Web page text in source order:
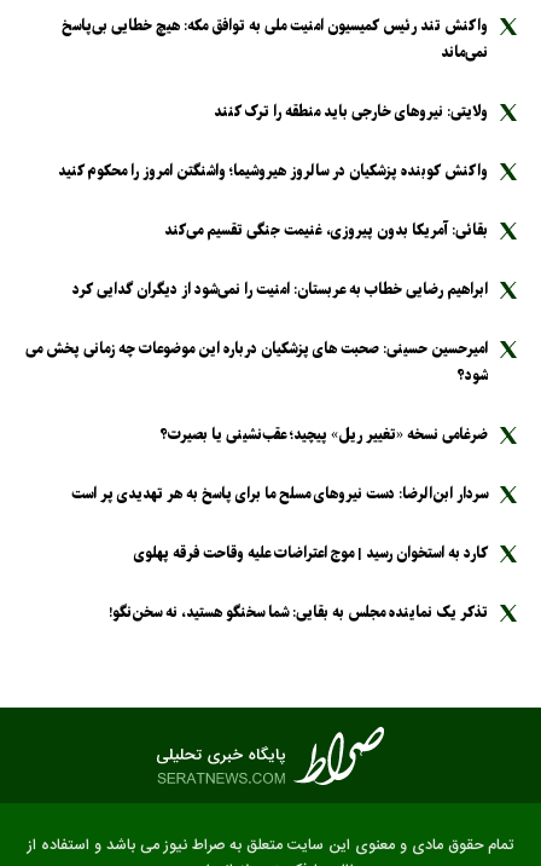
واکنش تند رئیس کمیسیون امنیت ملی به توافق مکه: هیچ خطایی بی‌پاسخ
نمی‌ماند
ولایتی: نیرو‌های خارجی باید منطقه را ترک کنند
واکنش کوبنده پزشکیان در سالروز هیروشیما؛ واشنگتن امروز را محکوم کنید
بقائی: آمریکا بدون پیروزی، غنیمت جنگی تقسیم می‌کند
ابراهیم رضایی خطاب به عربستان: امنیت را نمی‌شود از دیگران گدایی کرد
امیرحسین حسینی: صحبت های پزشکیان درباره این موضوعات چه زمانی پخش می
شود؟
ضرغامی نسخه «تغییر ریل» پیچید؛ عقب‌نشینی یا بصیرت؟
سردار ابن‌الرضا: دست نیرو‌های مسلح ما برای پاسخ به هر تهدیدی پر است
کارد به استخوان رسید | موج اعتراضات علیه وقاحت فرقه پهلوی
تذکر یک نماینده مجلس به بقایی: شما سخنگو هستید، نه سخن‌نگو!
تمام حقوق مادی و معنوی این سایت متعلق به صراط نیوز می باشد و استفاده از